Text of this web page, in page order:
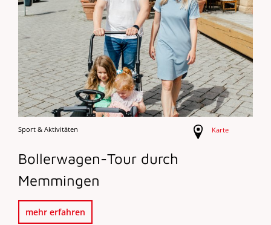
Sport & Aktivitäten Karte
Bollerwagen-Tour durch
Memmingen
mehr erfahren